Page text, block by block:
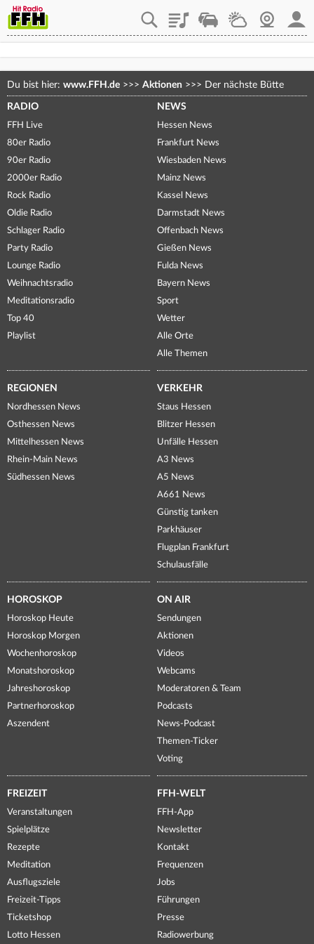
PlaylistStaupilotWetterWebcam
Du bist hier: www.FFH.de >>> Aktionen >>> Der nächste Bütte
RADIO
FFH Live
80er Radio
90er Radio
2000er Radio
Rock Radio
Oldie Radio
Schlager Radio
Party Radio
Lounge Radio
Weihnachtsradio
Meditationsradio
Top 40
Playlist
NEWS
Hessen News
Frankfurt News
Wiesbaden News
Mainz News
Kassel News
Darmstadt News
Offenbach News
Gießen News
Fulda News
Bayern News
Sport
Wetter
Alle Orte
Alle Themen
REGIONEN
Nordhessen News
Osthessen News
Mittelhessen News
Rhein-Main News
Südhessen News
VERKEHR
Staus Hessen
Blitzer Hessen
Unfälle Hessen
A3 News
A5 News
A661 News
Günstig tanken
Parkhäuser
Flugplan Frankfurt
Schulausfälle
HOROSKOP
Horoskop Heute
Horoskop Morgen
Wochenhoroskop
Monatshoroskop
Jahreshoroskop
Partnerhoroskop
Aszendent
ON AIR
Sendungen
Aktionen
Videos
Webcams
Moderatoren & Team
Podcasts
News-Podcast
Themen-Ticker
Voting
FREIZEIT
Veranstaltungen
Spielplätze
Rezepte
Meditation
Ausflugsziele
Freizeit-Tipps
Ticketshop
Lotto Hessen
FFH-WELT
FFH-App
Newsletter
Kontakt
Frequenzen
Jobs
Führungen
Presse
Radiowerbung